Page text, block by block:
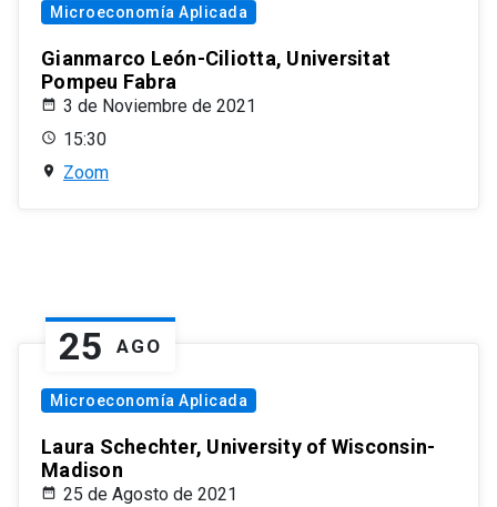
Microeconomía Aplicada
Gianmarco León-Ciliotta, Universitat
Pompeu Fabra
3 de Noviembre de 2021
15:30
Zoom
25 AGO
Microeconomía Aplicada
Laura Schechter, University of Wisconsin-
Madison
25 de Agosto de 2021